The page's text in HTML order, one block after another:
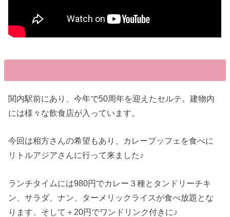
関内駅前にあり、今年で50周年を迎えたセルテ。建物内
には様々な飲食店が入っています。
今回は相方さんの希望もあり、カレーブッフェを食べに
リトルアジアさんに行って来ました♪
ランチタイムには980円でカレー３種とタンドリーチキ
ン、サラダ、ナン、ターメリックライスが食べ放題とな
ります。そして＋20円でワンドリンク付きに♪